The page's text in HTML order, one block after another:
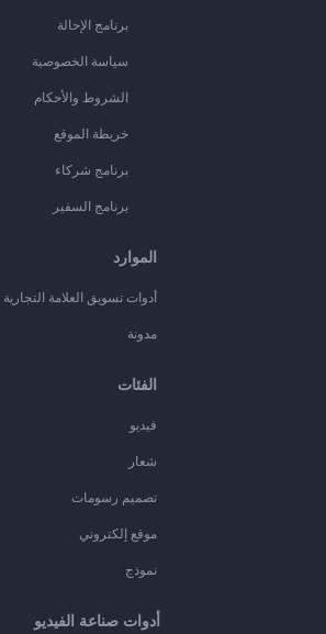
برنامج الإحالة
سياسة الخصوصية
الشروط والأحكام
خريطة الموقع
برنامج شركاء
برنامج السفير
الموارد
أدوات تسويق العلامة التجارية
مدونة
الفئات
فيديو
شعار
تصميم رسومات
موقع إلكتروني
نموذج
أدوات صناعة الفيديو